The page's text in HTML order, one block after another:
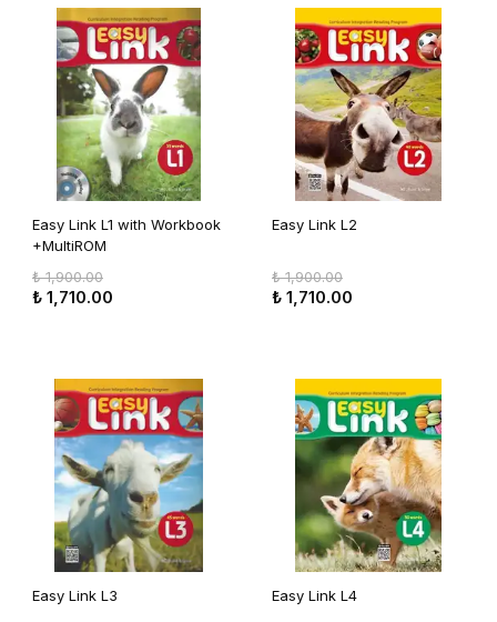
Easy Link L1 with Workbook
+MultiROM
₺ 1,900.00
₺ 1,710.00
Easy Link L2
₺ 1,900.00
₺ 1,710.00
Easy Link L3 Easy Link L4